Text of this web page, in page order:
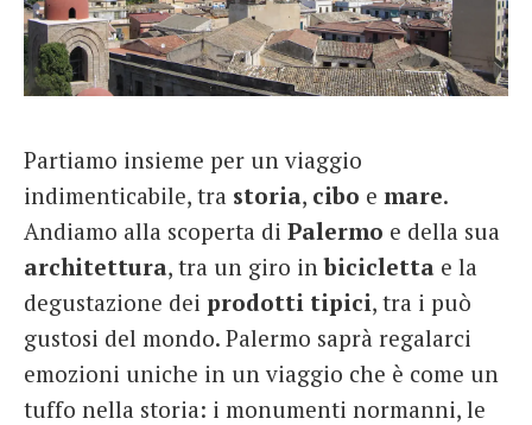
German
English
French
Italiano
Partiamo insieme per un viaggio
indimenticabile, tra storia, cibo e mare.
Andiamo alla scoperta di Palermo e della sua
architettura, tra un giro inbicicletta e la
degustazione dei prodotti tipici, tra i può
gustosi del mondo. Palermo saprà regalarci
emozioni uniche in un viaggio che è come un
tuffo nella storia: i monumenti normanni, le